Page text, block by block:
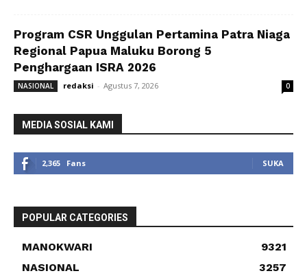
Program CSR Unggulan Pertamina Patra Niaga
Regional Papua Maluku Borong 5
Penghargaan ISRA 2026
NASIONAL redaksi - Agustus 7, 2026 0
MEDIA SOSIAL KAMI
2,365 Fans SUKA
POPULAR CATEGORIES
MANOKWARI
9321
NASIONAL
3257